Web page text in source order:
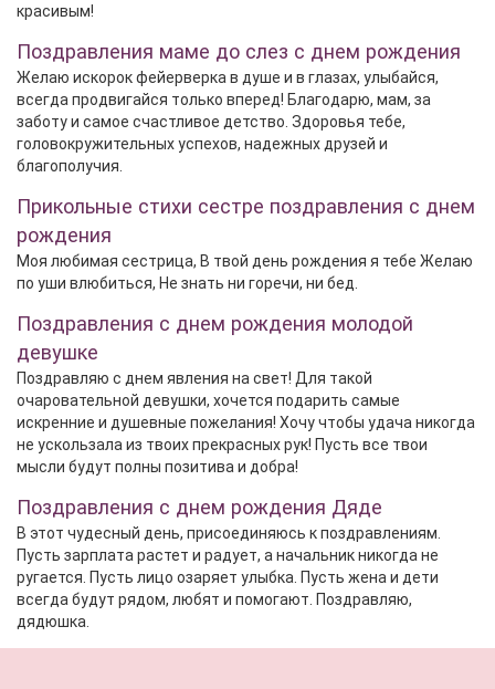
красивым!
Поздравления маме до слез с днем рождения
Желаю искорок фейерверка в душе и в глазах, улыбайся,
всегда продвигайся только вперед! Благодарю, мам, за
заботу и самое счастливое детство. Здоровья тебе,
головокружительных успехов, надежных друзей и
благополучия.
Прикольные стихи сестре поздравления с днем
рождения
Моя любимая сестрица, В твой день рождения я тебе Желаю
по уши влюбиться, Не знать ни горечи, ни бед.
Поздравления с днем рождения молодой
девушке
Поздравляю с днем явления на свет! Для такой
очаровательной девушки, хочется подарить самые
искренние и душевные пожелания! Хочу чтобы удача никогда
не ускользала из твоих прекрасных рук! Пусть все твои
мысли будут полны позитива и добра!
Поздравления с днем рождения Дяде
В этот чудесный день, присоединяюсь к поздравлениям.
Пусть зарплата растет и радует, а начальник никогда не
ругается. Пусть лицо озаряет улыбка. Пусть жена и дети
всегда будут рядом, любят и помогают. Поздравляю,
дядюшка.